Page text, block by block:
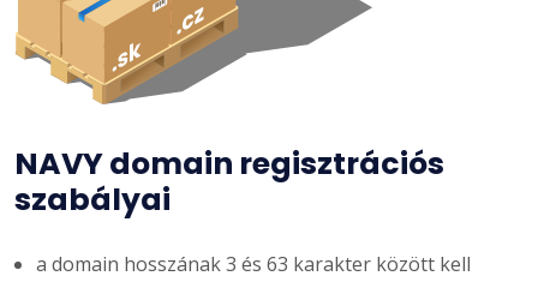
NAVY domain regisztrációs
szabályai
a domain hosszának 3 és 63 karakter között kell